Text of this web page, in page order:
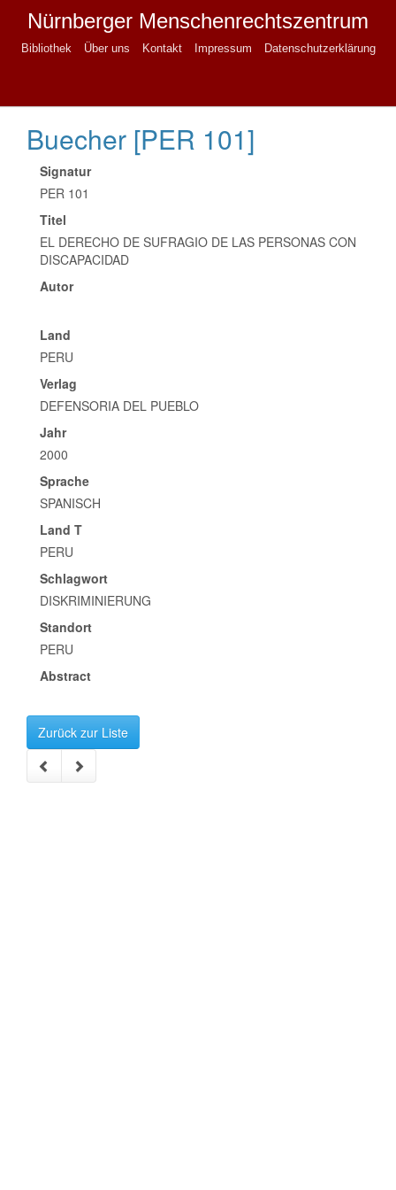
Nürnberger Menschenrechtszentrum
Bibliothek Über uns Kontakt Impressum Datenschutzerklärung
Buecher [PER 101]
Signatur
PER 101
Titel
EL DERECHO DE SUFRAGIO DE LAS PERSONAS CON
DISCAPACIDAD
Autor
Land
PERU
Verlag
DEFENSORIA DEL PUEBLO
Jahr
2000
Sprache
SPANISCH
Land T
PERU
Schlagwort
DISKRIMINIERUNG
Standort
PERU
Abstract
Zurück zur Liste